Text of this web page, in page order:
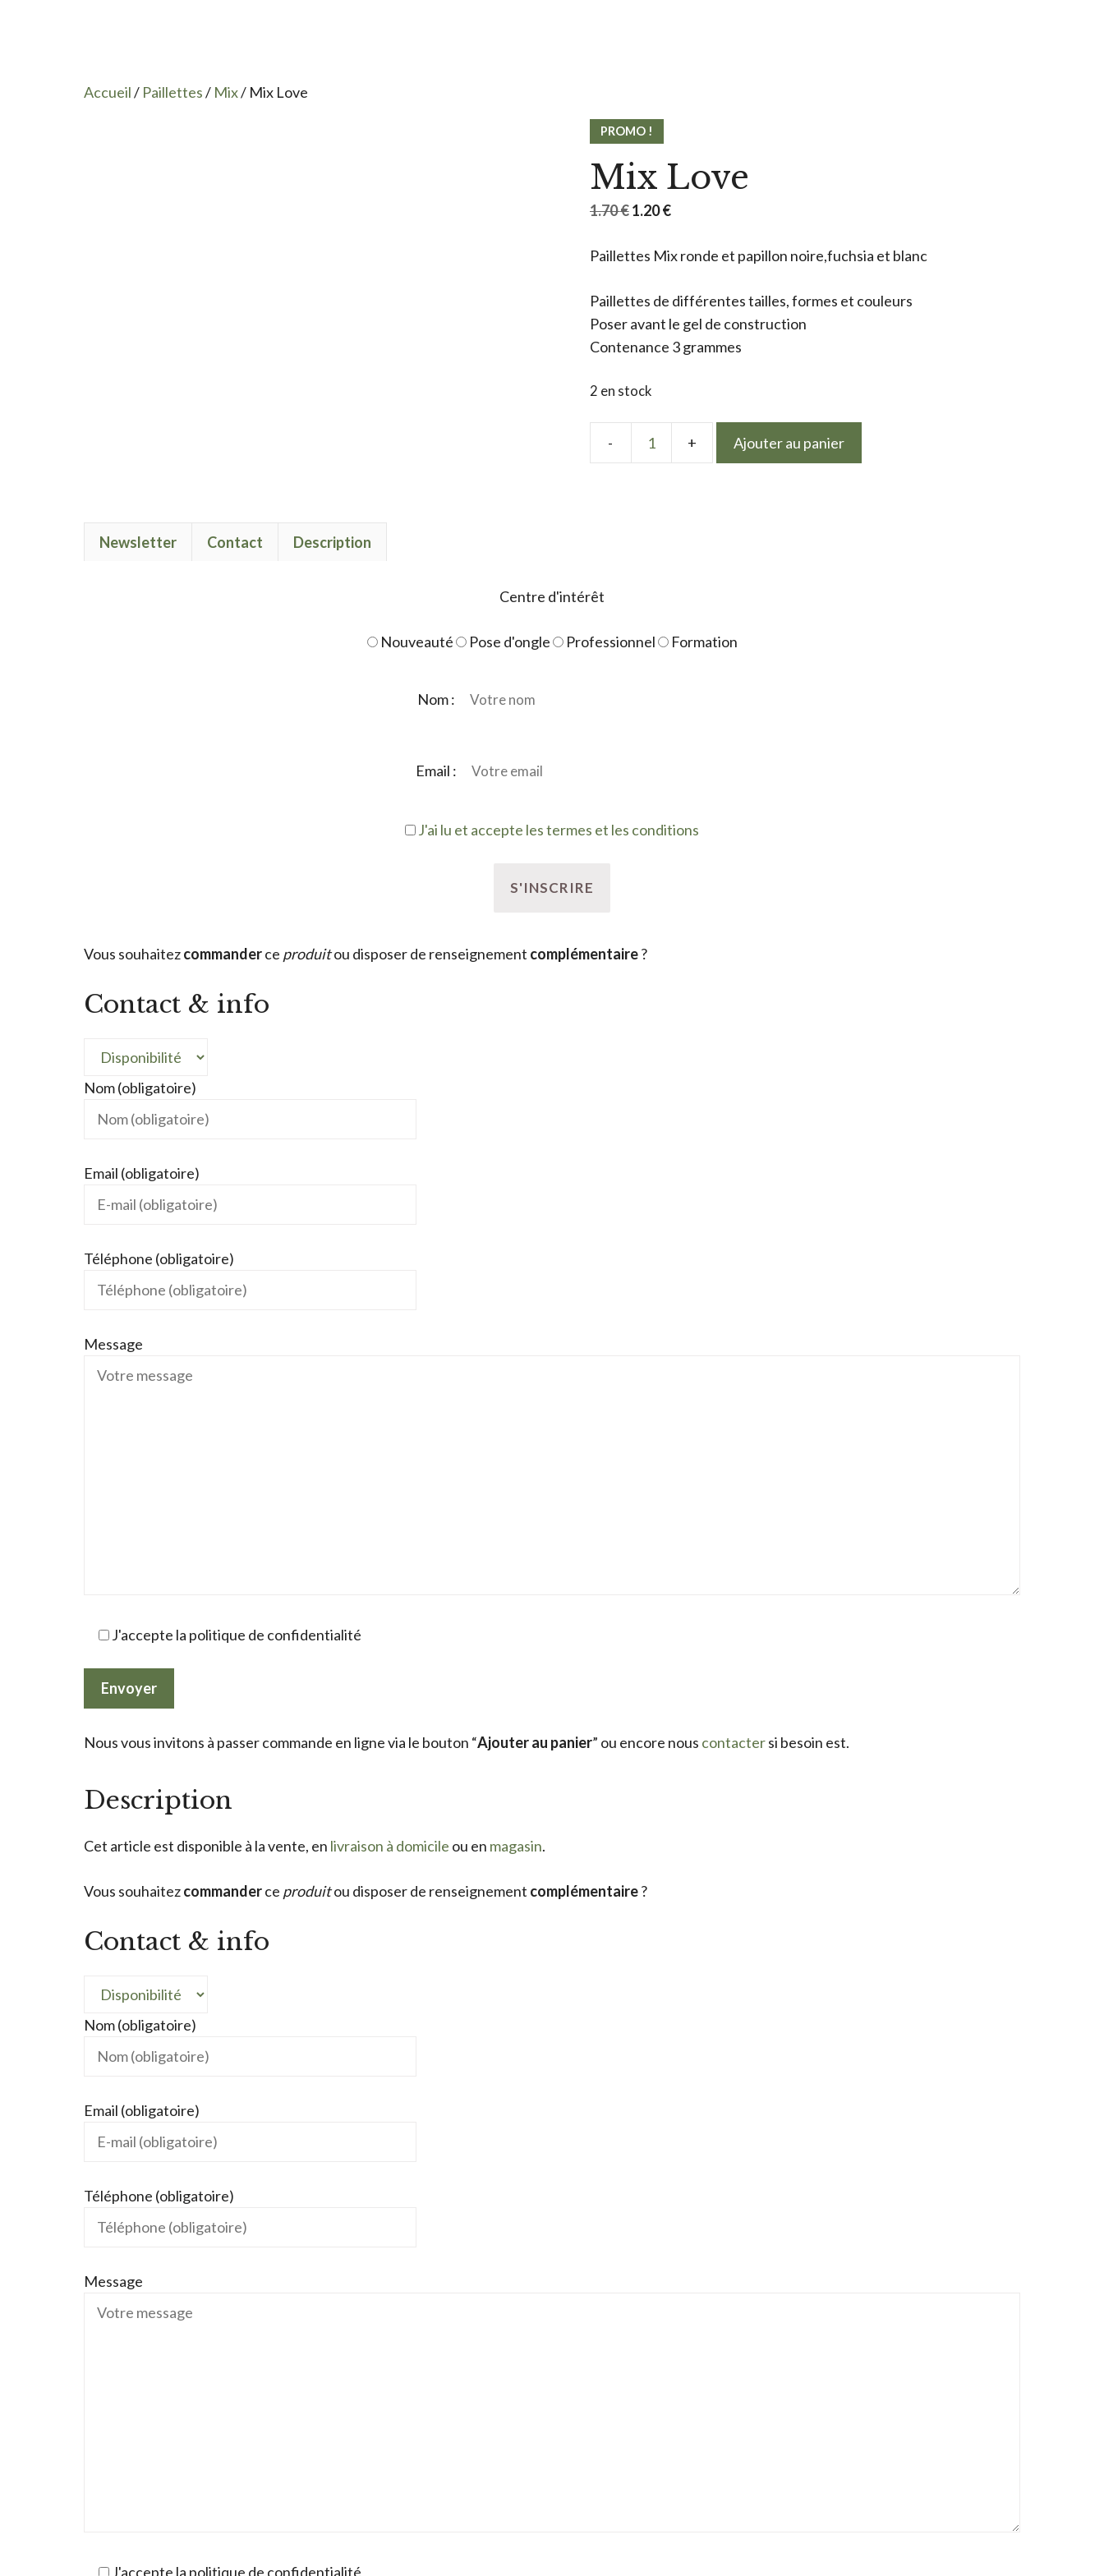
Accueil/ Paillettes/ Mix/ Mix Love
PROMO !
Mix Love
1.70€ Le
initial
1.70 €.
1.20€Le
actuel
1.20 €.
Paillettes Mix ronde et papillon noire,fuchsia et blanc
Paillettes de différentes tailles, formes et couleurs
Poser avant le gel de construction
Contenance 3 grammes
2 en stock
Ajouter au panier
Newsletter Contact Description
Centre d'intérêt
Nouveauté Pose d'ongle Professionnel Formation
Nom :
Email :
J'ai lu et accepte les termes et les conditions
Vous souhaitezcommanderce produitou disposer de renseignement complémentaire?
Contact & info
Nom (obligatoire)
Email (obligatoire)
Téléphone (obligatoire)
Message
J'accepte la politique de confidentialité
Nous vous invitons à passer commande en ligne via le bouton “Ajouter au panier” ou encore nous contactersi besoin est.
Description
Cet article est disponible à la vente, en livraison à domicile ou en magasin.
Vous souhaitezcommanderce produitou disposer de renseignement complémentaire?
Contact & info
Nom (obligatoire)
Email (obligatoire)
Téléphone (obligatoire)
Message
J'accepte la politique de confidentialité